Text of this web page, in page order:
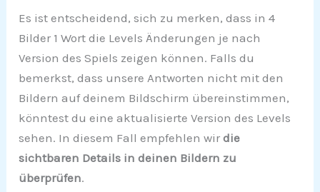
Es ist entscheidend, sich zu merken, dass in 4
Bilder 1 Wort die Levels Änderungen je nach
Version des Spiels zeigen können. Falls du
bemerkst, dass unsere Antworten nicht mit den
Bildern auf deinem Bildschirm übereinstimmen,
könntest du eine aktualisierte Version des Levels
sehen. In diesem Fall empfehlen wirdie
sichtbaren Details in deinen Bildern zu
überprüfen.